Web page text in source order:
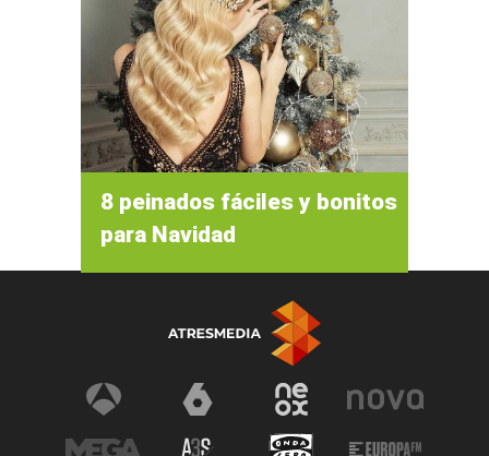
8 peinados fáciles y bonitos
para Navidad